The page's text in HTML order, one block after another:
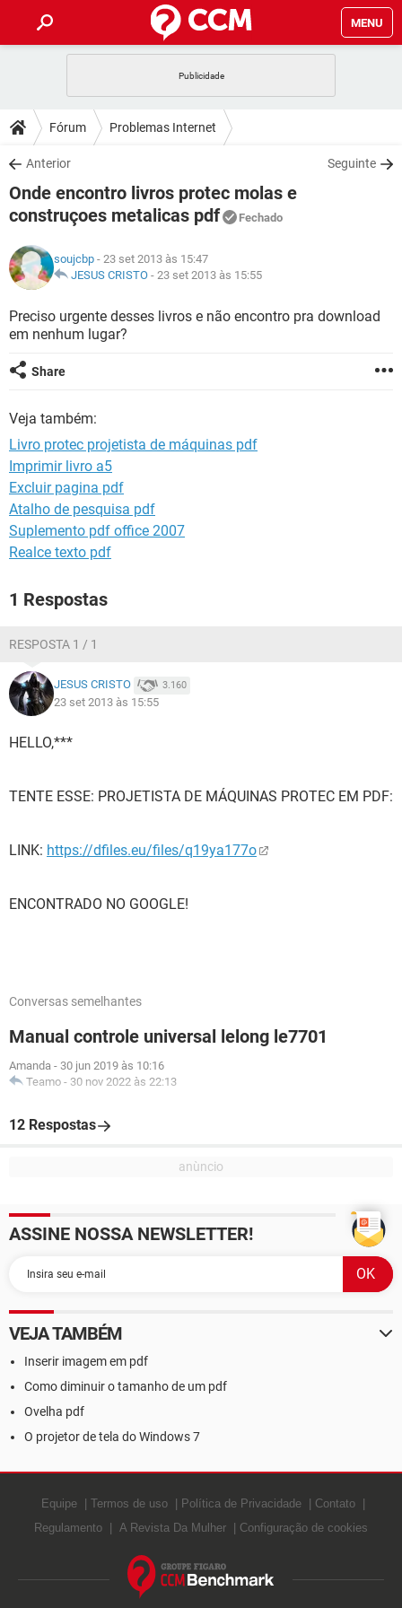
MENU
CELULAR FACEBOOK
OUTLOOK
INSTAGRAM GMAIL
GUIA DE COMPRAS
DICAS
JOGOS WHATSAPP
OUTLOOK EXCEL
GUIA DE COMPRAS
DOWNLOADS
JOGOS WHATSAPP
CELULAR FACEBOOK
OUTLOOK
INSTAGRAM
GUIA DE COMPRAS
FÓRUM
CELULAR FACEBOOK
INSTAGRAM
GUIA DE COMPRAS
GLOSSÁRIO
JOGOS
CELULAR FACEBOOK
INSTAGRAM
Fórum Problemas Internet
Anterior Seguinte
Onde encontro livros protec molas e
construçoes metalicas pdf
Fechado
soujcbp - 23 set 2013 às 15:47
JESUS CRISTO - 23 set 2013 às 15:55
Preciso urgente desses livros e não encontro pra download
em nenhum lugar?
Share
Veja também:
Livro protec projetista de máquinas pdf
Imprimir livro a5
Excluir pagina pdf
Atalho de pesquisa pdf
Suplemento pdf office 2007
Realce texto pdf
1 Respostas
RESPOSTA 1 / 1
JESUS CRISTO 3.160
23 set 2013 às 15:55
HELLO,***
TENTE ESSE: PROJETISTA DE MÁQUINAS PROTEC EM PDF:
LINK: https://dfiles.eu/files/q19ya177o
ENCONTRADO NO GOOGLE!
Conversas semelhantes
Manual controle universal lelong le7701
Amanda - 30 jun 2019 às 10:16
Teamo - 30 nov 2022 às 22:13
12 Respostas
ASSINE NOSSA NEWSLETTER!
VEJA TAMBÉM
Inserir imagem em pdf
Como diminuir o tamanho de um pdf
Ovelha pdf
O projetor de tela do Windows 7
Equipe Termos de uso Política de Privacidade
Contato
Regulamento
A Revista Da Mulher Configuração de cookies